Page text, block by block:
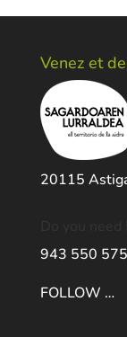
Venez et
20115
943 550 575
FOLLOW …